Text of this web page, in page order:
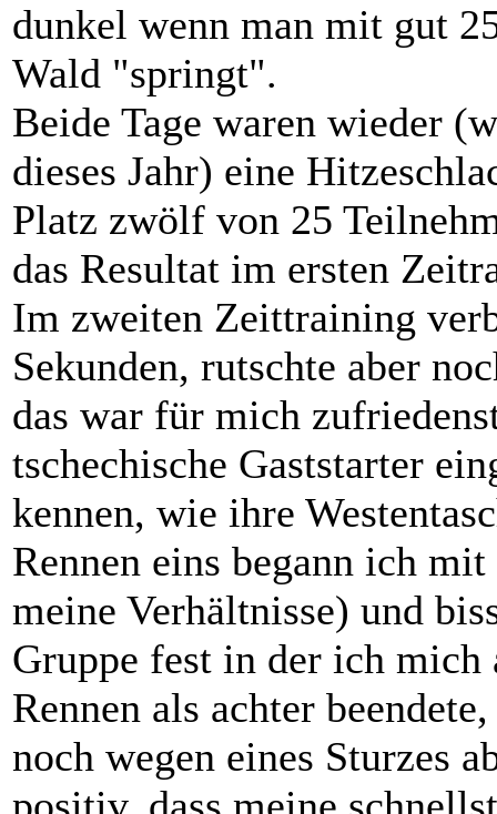
dunkel wenn man mit gut
Wald "springt".
Beide Tage waren wieder
dieses Jahr) eine
Platz zwölf von 25
das Resultat im ersten
Im zweiten Zeittraining
Sekunden, rutschte aber
das war für mich
tschechische Gaststarter
kennen, wie ihre
Rennen eins begann ich
meine Verhältnisse) und
Gruppe fest in der ich mich
Rennen als achter
noch wegen eines Sturzes